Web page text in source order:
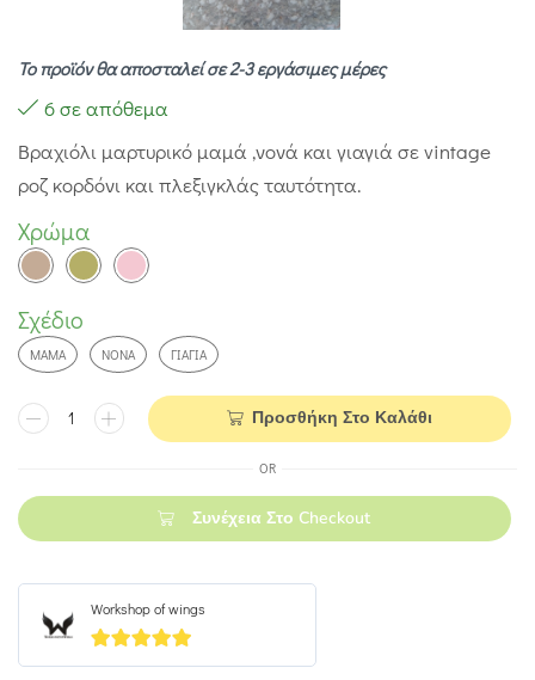
Το προϊόν θα αποσταλεί σε 2-3 εργάσιμες μέρες
6 σε απόθεμα
Βραχιόλι μαρτυρικό μαμά ,νονά και γιαγιά σε vintage
ροζ κορδόνι και πλεξιγκλάς ταυτότητα.
Χρώμα
Σχέδιο
ΜΑΜΆ ΝΟΝΆ ΓΙΑΓΙΆ
Προσθήκη Στο Καλάθι
OR
Συνέχεια Στο Checkout
Workshop of wings
5out of 5